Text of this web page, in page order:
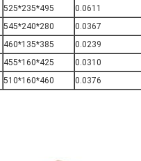
525*235*495 0.0611
545*240*280 0.0367
460*135*385 0.0239
455*160*425 0.0310
510*160*460 0.0376